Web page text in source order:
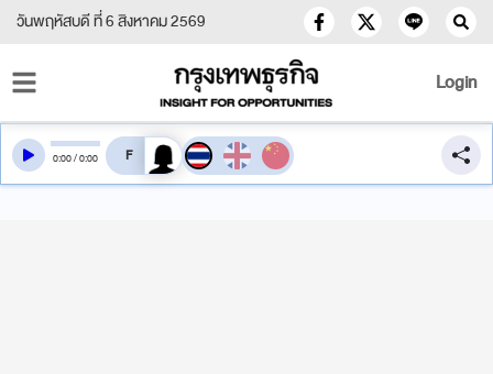
วันพฤหัสบดี ที่ 6 สิงหาคม 2569
Login
0:00/0:00 สลับเสียงอ่าน